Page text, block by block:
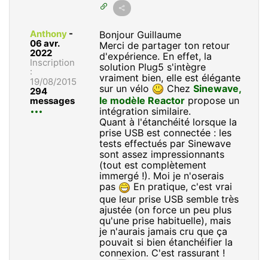
Anthony -
06 avr.
2022
Inscription
:
19/08/2015
294
messages
Bonjour Guillaume
Merci de partager ton retour
d'expérience. En effet, la
solution Plug5 s'intègre
vraiment bien, elle est élégante
sur un vélo
Chez Sinewave,
le modèle Reactorpropose un
intégration similaire.
Quant à l'étanchéité lorsque la
prise USB est connectée : les
tests effectués par Sinewave
sont assez impressionnants
(tout est complètement
immergé !). Moi je n'oserais
pas
En pratique, c'est vrai
que leur prise USB semble très
ajustée (on force un peu plus
qu'une prise habituelle), mais
je n'aurais jamais cru que ça
pouvait si bien étanchéifier la
connexion. C'est rassurant !